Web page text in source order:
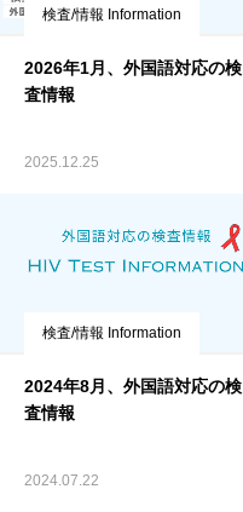
検査/情報 Information
2026年1月、外国語対応の検
査情報
2025.12.25
検査/情報 Information
2024年8月、外国語対応の検
査情報
2024.07.22